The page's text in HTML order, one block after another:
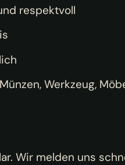
respektvoll
Werkzeug,
Wir melden uns